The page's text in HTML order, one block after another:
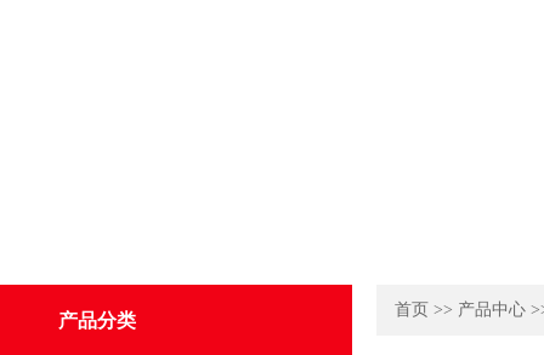
产品分类
首页 >> 产品中心